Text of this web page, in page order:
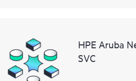
HPE Aruba
SVC